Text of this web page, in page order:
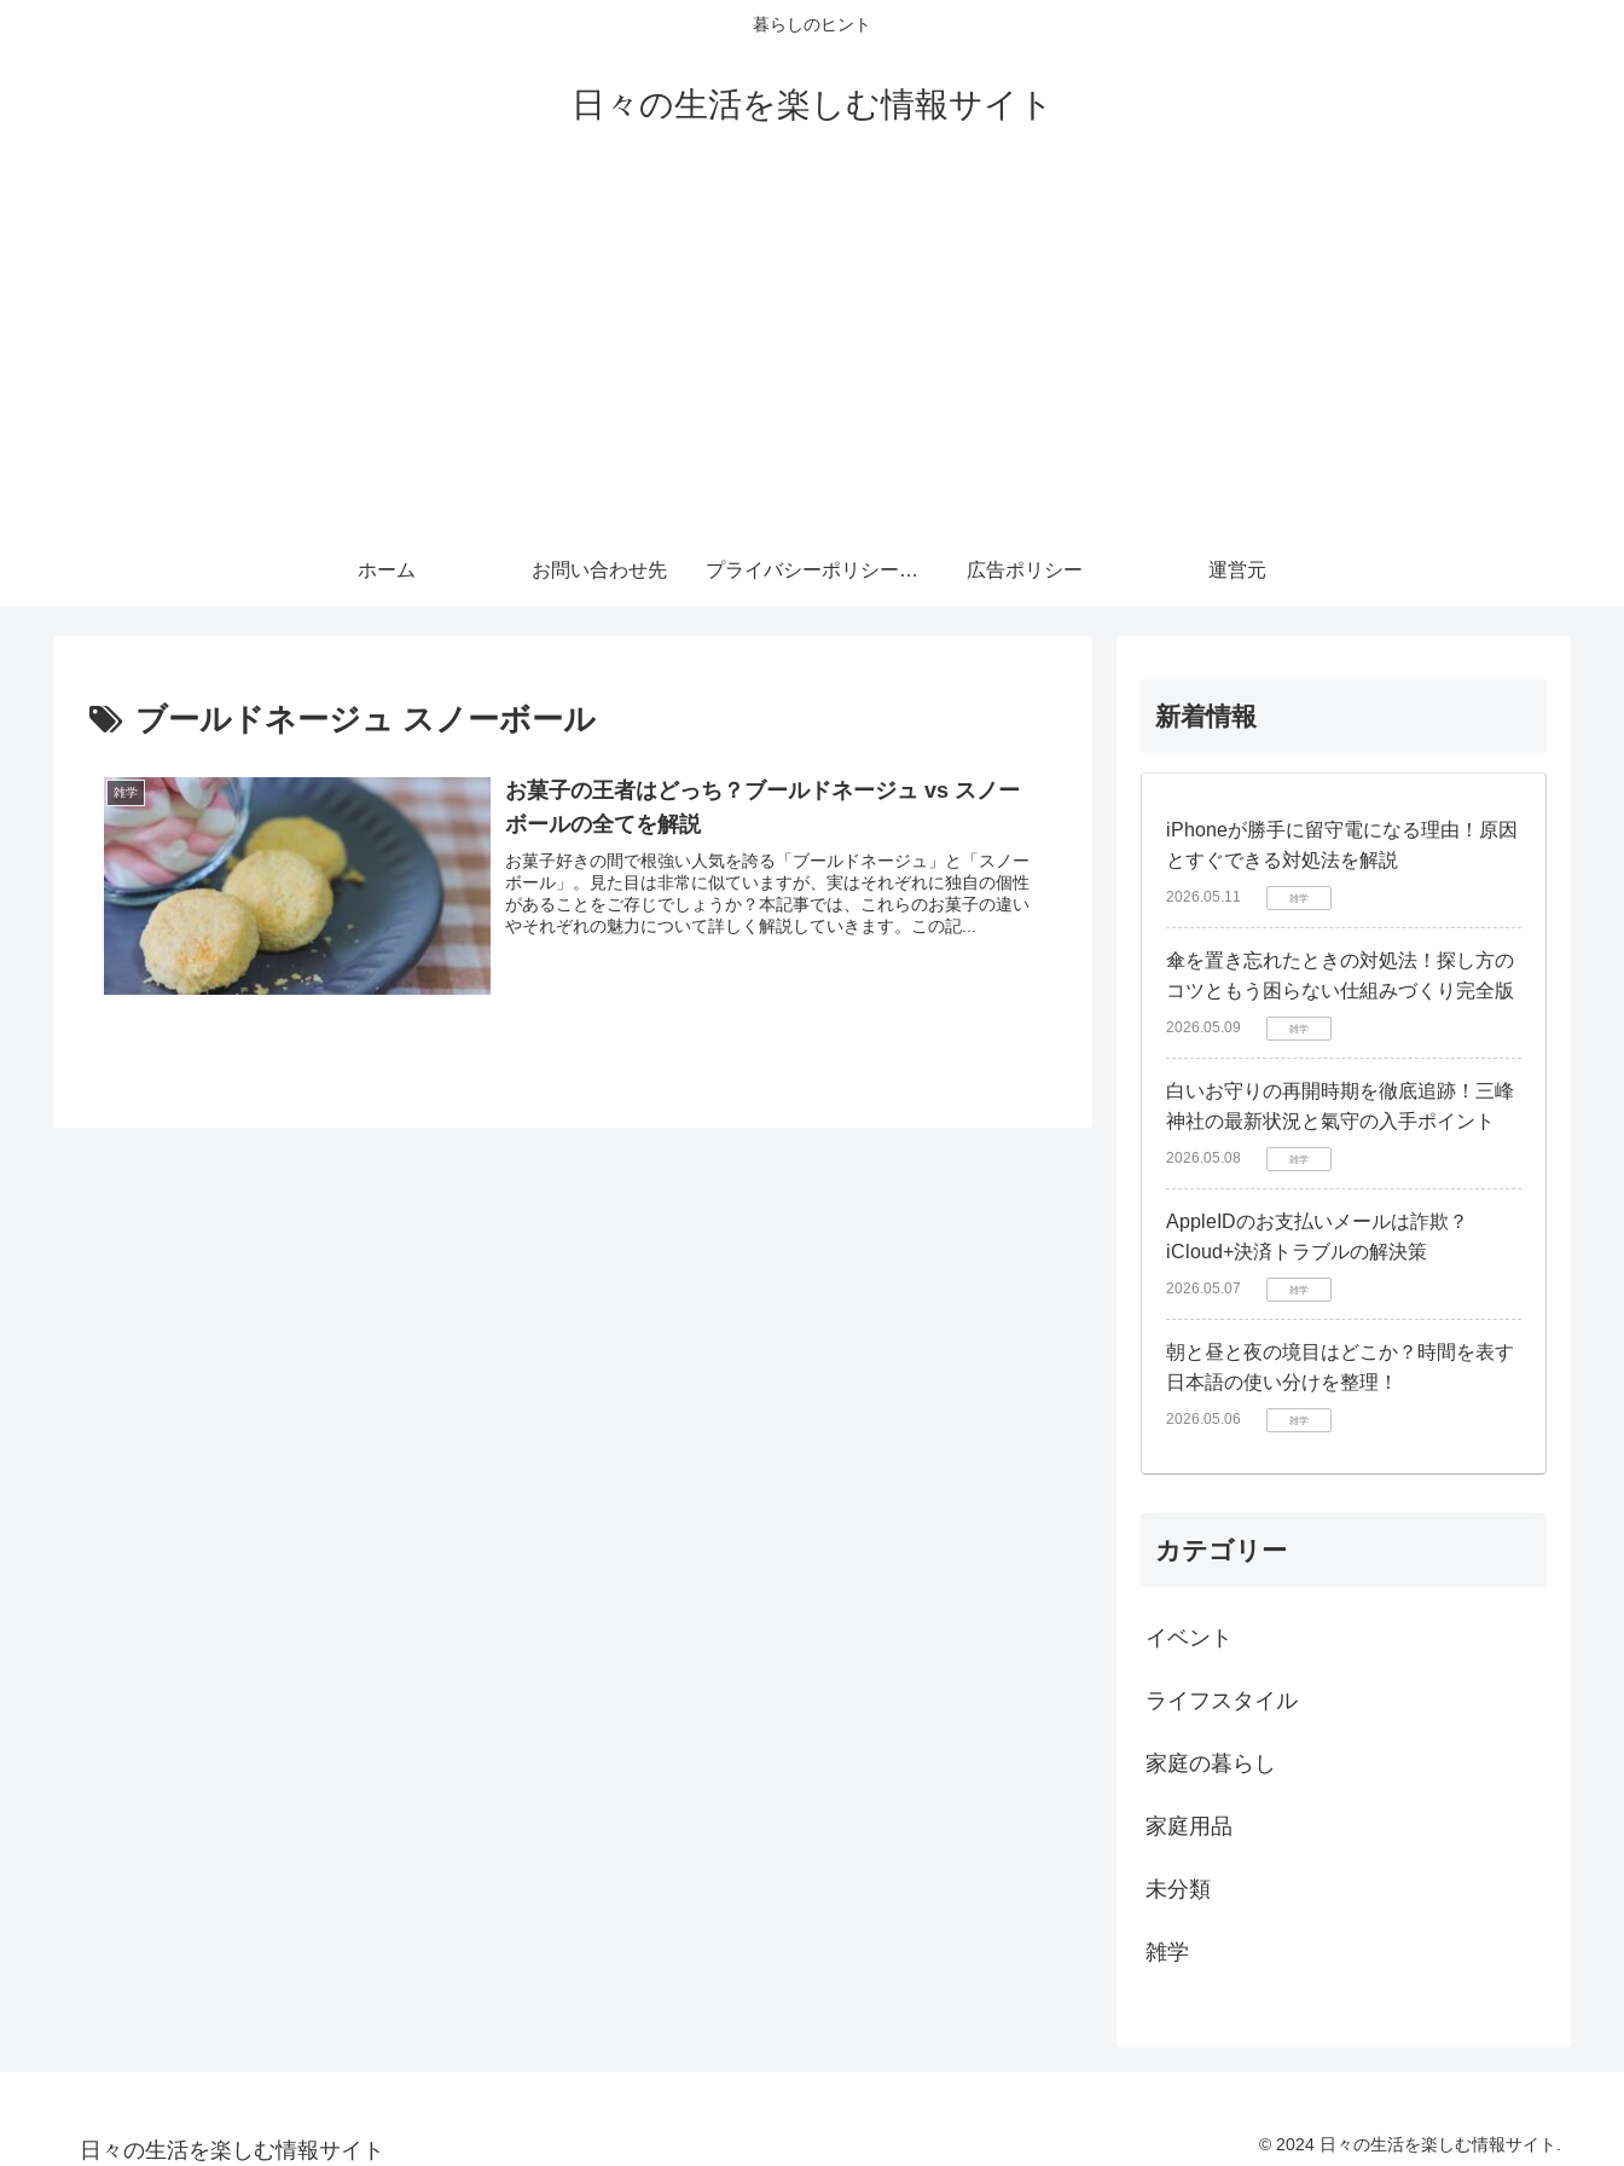
暮らしのヒント
日々の生活を楽しむ情報サイト
ホーム お問い合わせ先 プライバシーポリシー・免責事項 広告ポリシー 運営元
ブールドネージュ スノーボール
雑学
お菓子の王者はどっち？ブールドネージュ vs スノー
ボールの全てを解説
お菓子好きの間で根強い人気を誇る「ブールドネージュ」と「スノー
ボール」。見た目は非常に似ていますが、実はそれぞれに独自の個性
があることをご存じでしょうか？本記事では、これらのお菓子の違い
やそれぞれの魅力について詳しく解説していきます。この記...
新着情報
iPhoneが勝手に留守電になる理由！原因
とすぐできる対処法を解説
2026.05.11 雑学
傘を置き忘れたときの対処法！探し方の
コツともう困らない仕組みづくり完全版
2026.05.09 雑学
白いお守りの再開時期を徹底追跡！三峰
神社の最新状況と氣守の入手ポイント
2026.05.08 雑学
AppleIDのお支払いメールは詐欺？
iCloud+決済トラブルの解決策
2026.05.07 雑学
朝と昼と夜の境目はどこか？時間を表す
日本語の使い分けを整理！
2026.05.06 雑学
カテゴリー
イベント
ライフスタイル
家庭の暮らし
家庭用品
未分類
雑学
日々の生活を楽しむ情報サイト © 2024 日々の生活を楽しむ情報サイト.